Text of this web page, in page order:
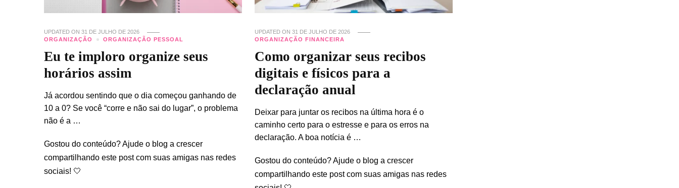
UPDATED ON31 DE JULHO DE 2026
ORGANIZAÇÃO
ORGANIZAÇÃO PESSOAL
Eu te imploro organize seus
horários assim
Já acordou sentindo que o dia começou ganhando de
10 a 0? Se você “corre e não sai do lugar”, o problema
não é a …
Gostou do conteúdo? Ajude o blog a crescer
compartilhando este post com suas amigas nas redes
sociais! 🤍
UPDATED ON 31 DE JULHO DE 2026
ORGANIZAÇÃO FINANCEIRA
Como organizar seus recibos
digitais e físicos para a
declaração anual
Deixar para juntar os recibos na última hora é o
caminho certo para o estresse e para os erros na
declaração. A boa notícia é …
Gostou do conteúdo? Ajude o blog a crescer
compartilhando este post com suas amigas nas redes